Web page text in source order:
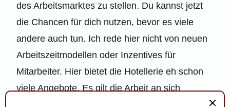
des Arbeitsmarktes zu stellen. Du kannst jetzt
die Chancen für dich nutzen, bevor es viele
andere auch tun. Ich rede hier nicht von neuen
Arbeitszeitmodellen oder Inzentives für
Mitarbeiter. Hier bietet die Hotellerie eh schon
viele Angebote. Es gilt die Arbeit an sich